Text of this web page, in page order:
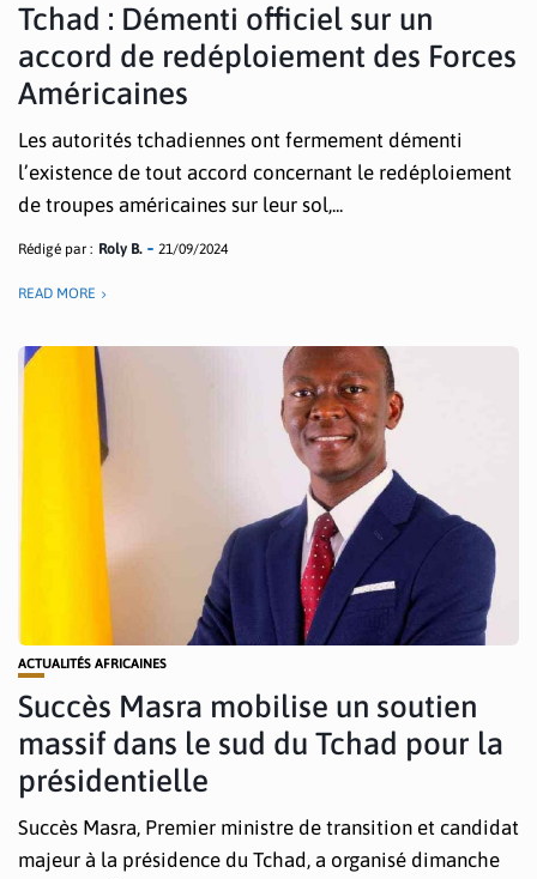
Tchad : Démenti officiel sur un
accord de redéploiement des Forces
Américaines
Les autorités tchadiennes ont fermement démenti
l’existence de tout accord concernant le redéploiement
de troupes américaines sur leur sol,...
Rédigé par : Roly B. 21/09/2024
READ MORE
ACTUALITÉS AFRICAINES
Succès Masra mobilise un soutien
massif dans le sud du Tchad pour la
présidentielle
Succès Masra, Premier ministre de transition et candidat
majeur à la présidence du Tchad, a organisé dimanche